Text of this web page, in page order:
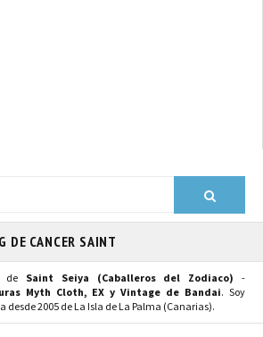
DE CANCER SAINT
de Saint Seiya (Caballeros del Zodiaco) -
Myth Cloth, EX y Vintage de Bandai. Soy
desde 2005 de La Isla de La Palma (Canarias).